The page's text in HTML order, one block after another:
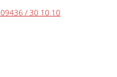
09436 / 30 10 10